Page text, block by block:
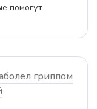
помогут
гриппом